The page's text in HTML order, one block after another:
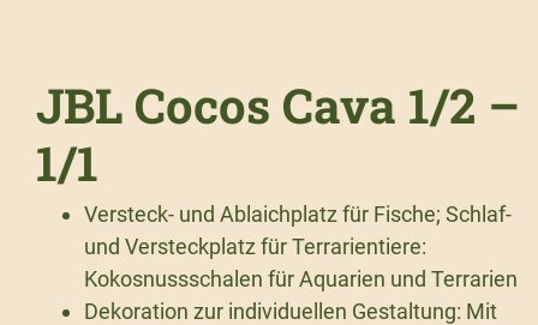
JBL Cocos Cava 1/2 –
1/1
Versteck- und Ablaichplatz für Fische; Schlaf-
und Versteckplatz für Terrarientiere:
Kokosnussschalen für Aquarien und Terrarien
Dekoration zur individuellen Gestaltung: Mit